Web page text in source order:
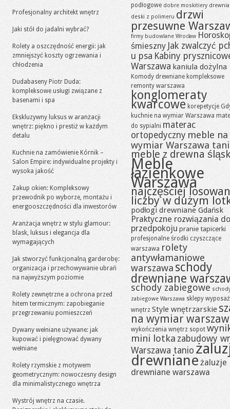
Profesjonalny architekt wnętrz
Jaki stół do jadalni wybrać?
Rolety a oszczędność energii: jak
zmniejszyć koszty ogrzewania i
chłodzenia
Dudabaseny Piotr Duda:
kompleksowe usługi związane z
basenami i spa
Ekskluzywny luksus w aranżacji
wnętrz: piękno i prestiż w każdym
detalu
Kuchnie na zamówienie Kórnik –
Salon Empire: indywidualne projekty i
wysoka jakość
Zakup okien: Kompleksowy
przewodnik po wyborze, montażu i
energooszczędności dla inwestorów
Aranżacja wnętrz w stylu glamour:
blask, luksus i elegancja dla
wymagających
Jak stworzyć funkcjonalną garderobę:
organizacja i przechowywanie ubrań
na najwyższym poziomie
Rolety zewnętrzne a ochrona przed
hitem termicznym: zapobieganie
przegrzewaniu pomieszczeń
Dywany wełniane używane: jak
kupować i pielęgnować dywany
wełniane
Rolety rzymskie z motywem
geometrycznym: nowoczesny design
dla minimalistycznego wnętrza
Wystrój wnętrz na czasie.
podłogowe dobre moskitiery
deski z polimeru drzwi
przesuwne
firmy budowlane Wrocław
śmieszny Jak zwalczyć
u psa Kabiny
Warszawa kaniula dożylna
Komody drewniane kompleksowe
remonty warszawa
konglomeraty
kwarcowe korepetycje
kuchnie na wymiar Warszawa
do sypialni materac
ortopedyczny meble na
wymiar Warszawa
meble z drewna
Meble
łazienkowe
Warszawa
najczęściej
liczby w dużym
podłogi drewniane Gdańsk
Praktyczne rozwiązania do
przedpokoju pranie tapicerki
profesjonalne środki czyszczące
warszawa rolety
antywłamaniowe
warszawa schody
drewniane
schody zabiegowe
zabiegowe Warszawa sklepy
wnętrz Style wnętrzarskie
na wymiar
wykończenia wnętrz sopot
mini lotka zabudowy
Warszawa tanio
drewniane żaluzje
drewniane warszawa